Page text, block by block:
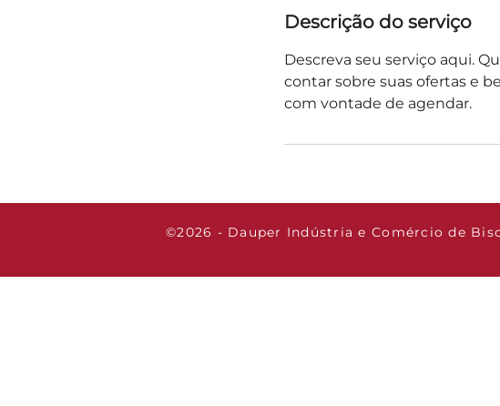
Descrição do serviço
Descreva seu serviço aqui.
contar sobre suas ofertas e
com vontade de agendar.
©2026 - Dauper Indústria e Comércio de